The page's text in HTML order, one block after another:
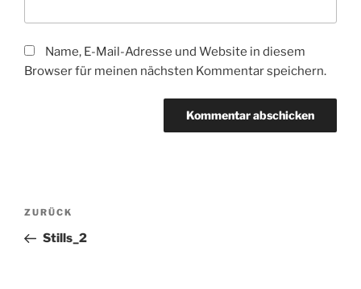
Name, E-Mail-Adresse und Website in diesem
Browser für meinen nächsten Kommentar speichern.
Beitragsnavigation
Vorheriger
Beitrag
ZURÜCK
Stills_2